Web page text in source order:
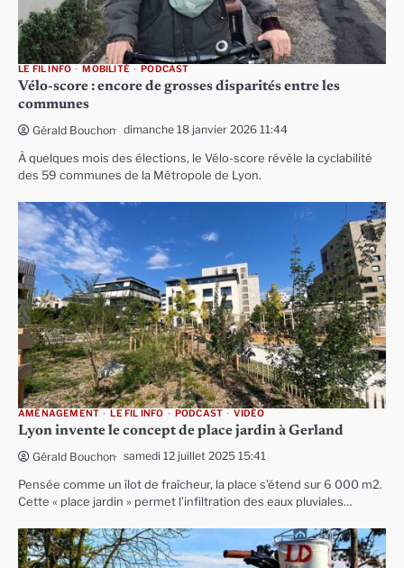
LE FIL INFO MOBILITÉ PODCAST
Vélo-score : encore de grosses disparités entre les
communes
Gérald Bouchon dimanche 18 janvier 2026 11:44
À quelques mois des élections, le Vélo-score révèle la cyclabilité
des 59 communes de la Métropole de Lyon.
AMÉNAGEMENT LE FIL INFO PODCAST VIDÉO
Lyon invente le concept de place jardin à Gerland
Gérald Bouchon samedi 12 juillet 2025 15:41
Pensée comme un îlot de fraîcheur, la place s’étend sur 6 000 m2.
Cette « place jardin » permet l’infiltration des eaux pluviales…